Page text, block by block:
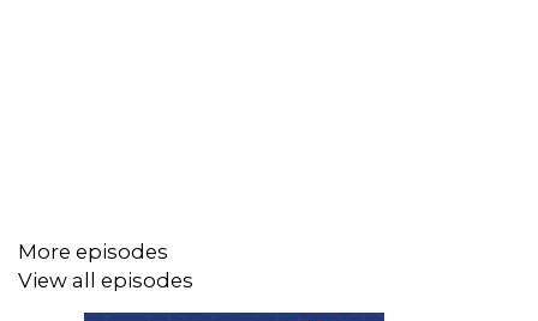
More episodes
View all episodes